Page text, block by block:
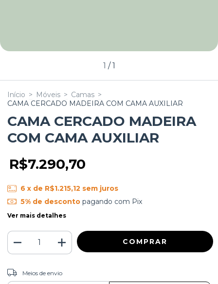
1 /1
Início > Móveis > Camas >
CAMA CERCADO MADEIRA COM CAMA AUXILIAR
CAMA CERCADO MADEIRA
COM CAMA AUXILIAR
R$7.290,70
6 x de R$1.215,12 sem juros
5% de descontopagando com Pix
Ver mais detalhes
Entregas para o CEP:
Meios de envio